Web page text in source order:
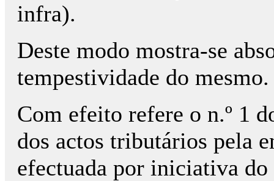
infra).
Deste modo mostra-se
tempestividade do mesmo.
Com efeito refere o n.º 1
dos actos tributários pela
efectuada por iniciativa